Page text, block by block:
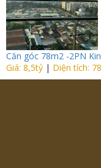
Căn góc 78m2 -2PN
Giá: 8,5tỷ | Diện tích: